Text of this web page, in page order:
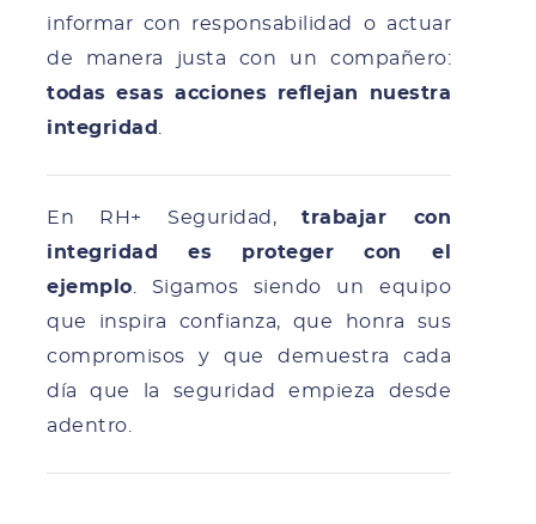
informar con responsabilidad o actuar
de manera justa con un compañero:
todas esas acciones reflejan nuestra
integridad
En RH+ Seguridad,trabajar con
integridad es proteger con el
ejemplo . Sigamos siendo un equipo
que inspira confianza, que honra sus
compromisos y que demuestra cada
día que la seguridad empieza desde
adentro.